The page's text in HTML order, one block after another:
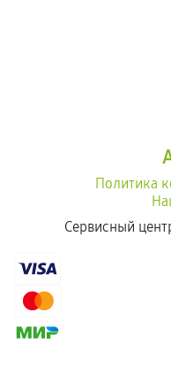
Политика
Сервисный